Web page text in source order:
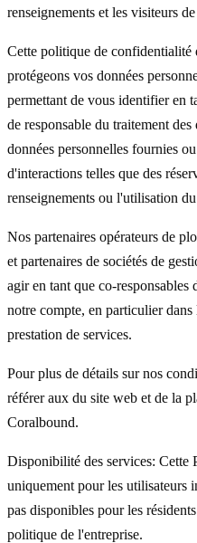
renseignements et les visiteurs
Cette politique de confidentialité
protégeons vos données
permettant de vous identifier
de responsable du traitement
données personnelles fournies
d'interactions telles que des
renseignements ou l'utilisation
Nos partenaires opérateurs de
et partenaires de sociétés de
agir en tant que co-
notre compte, en particulier dans
prestation de services.
Pour plus de détails sur nos
référer aux du site web et de la
Coralbound.
Disponibilité des services: Cette
uniquement pour les utilisateurs
pas disponibles pour les
politique de l'entreprise.